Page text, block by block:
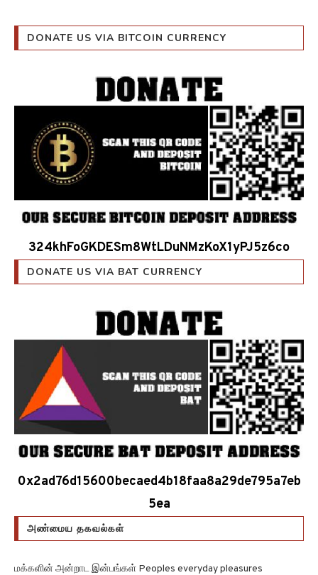
DONATE US VIA BITCOIN CURRENCY
324khFoGKDESm8WtLDuNMzKoX1yPJ5z6co
DONATE US VIA BAT CURRENCY
0x2ad76d15600becaed4b18faa8a29de795a7eb
5ea
அண்மைய தகவல்கள்
மக்களின் அன்றாட இன்பங்கள் Peoples everyday pleasures